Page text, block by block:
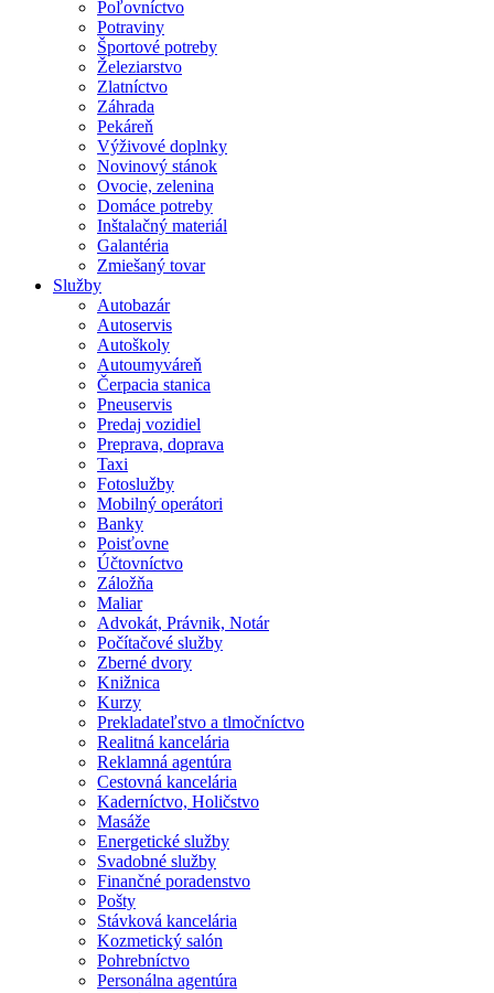
Poľovníctvo
Potraviny
Športové potreby
Železiarstvo
Zlatníctvo
Záhrada
Pekáreň
Výživové doplnky
Novinový stánok
Ovocie, zelenina
Domáce potreby
Inštalačný materiál
Galantéria
Zmiešaný tovar
Služby
Autobazár
Autoservis
Autoškoly
Autoumyváreň
Čerpacia stanica
Pneuservis
Predaj vozidiel
Preprava, doprava
Taxi
Fotoslužby
Mobilný operátori
Banky
Poisťovne
Účtovníctvo
Záložňa
Maliar
Advokát, Právnik, Notár
Počítačové služby
Zberné dvory
Knižnica
Kurzy
Prekladateľstvo a tlmočníctvo
Realitná kancelária
Reklamná agentúra
Cestovná kancelária
Kaderníctvo, Holičstvo
Masáže
Energetické služby
Svadobné služby
Finančné poradenstvo
Pošty
Stávková kancelária
Kozmetický salón
Pohrebníctvo
Personálna agentúra